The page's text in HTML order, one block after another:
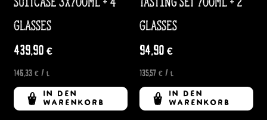
Glasses
439,90€
146,33€ /l
IN DEN
WARENKORB
Glasses
94,90 €
135,57 € / l
IN DEN
WARENKORB